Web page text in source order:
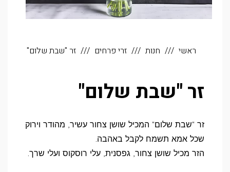
ראשי חנות זרי פרחים זר "שבת שלום"
זר "שבת שלום"
זר "שבת שלום" המכיל שושן צחור עשיר, מהודר וירוק
שכל אמא תשמח לקבל באהבה.
הזר מכיל שושן צחור, גפסנית, עלי רוסקוס ועלי שרך.